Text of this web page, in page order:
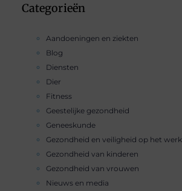
Categorieën
Aandoeningen en ziekten
Blog
Diensten
Dier
Fitness
Geestelijke gezondheid
Geneeskunde
Gezondheid en veiligheid op het werk
Gezondheid van kinderen
Gezondheid van vrouwen
Nieuws en media